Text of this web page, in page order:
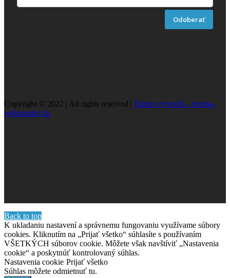
Odoberať
Copyright © 2022 | All rights reserved | Eshop vytvorili – tvorba-
webstranky.sk
Back to top
K ukladaniu nastavení a správnemu fungovaniu využívame súbory
cookies. Kliknutím na „Prijať všetko“ súhlasíte s používaním
VŠETKÝCH súborov cookie. Môžete však navštíviť „Nastavenia
cookie“ a poskytnúť kontrolovaný súhlas.
Nastavenia cookie Prijať všetko
Súhlas môžete odmietnuť tu.